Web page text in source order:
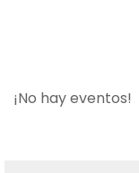
¡No hay eventos!